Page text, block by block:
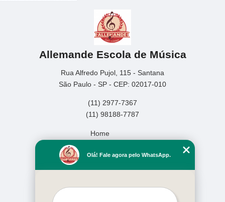
Allemande Escola de Música
Rua Alfredo Pujol, 115 - Santana
São Paulo - SP - CEP: 02017-010
(11) 2977-7367
(11) 98188-7787
Home
Missão
Olá! Fale agora pelo WhatsApp.